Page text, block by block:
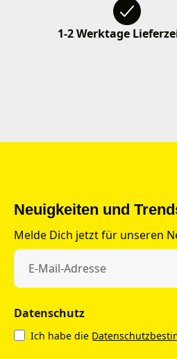
1-2 Werktage
Neuigkeiten und
Melde Dich jetzt für unseren
Datenschutz
Ich habe die